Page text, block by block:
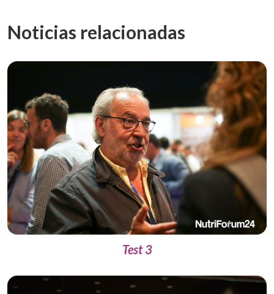
Noticias relacionadas
Test 3